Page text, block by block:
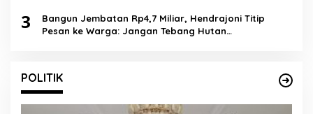
3
Bangun Jembatan Rp4,7 Miliar, Hendrajoni Titip
Pesan ke Warga: Jangan Tebang Hutan
POLITIK